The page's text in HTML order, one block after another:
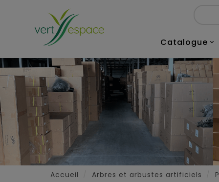

Catalogue
Accueil Arbres et arbustes artificiels